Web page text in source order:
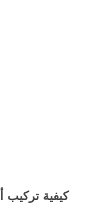
كيفية تركيب